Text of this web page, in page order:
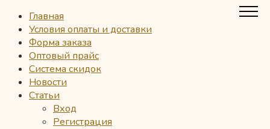
Главная
Условия оплаты и доставки
Форма заказа
Оптовый прайс
Система скидок
Новости
Статьи
Вход
Регистрация